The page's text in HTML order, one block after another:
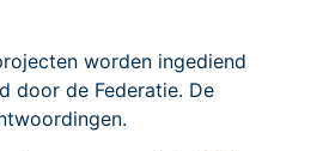
worden ingediend
door de Federatie. De